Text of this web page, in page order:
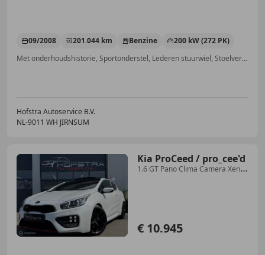
09/2008 201.044 km Benzine
200 kW (272 PK)
Met onderhoudshistorie, Sportonderstel, Lederen stuurwiel, Stoelverwarming, Sportpakket, Sportstoelen, Navigatiesysteem, Airconditioning
Hofstra Autoservice B.V.
NL-9011 WH JIRNSUM
Kia ProCeed / pro_cee'd
1.6 GT Pano Clima Camera Xenon
€ 10.945